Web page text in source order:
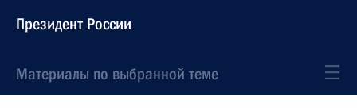
Президент России
Материалы по выбранной теме